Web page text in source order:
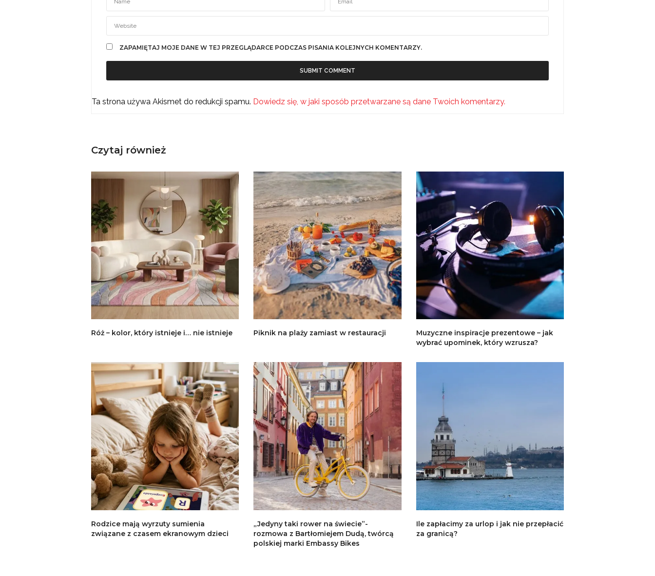
ZAPAMIĘTAJ MOJE DANE W TEJ PRZEGLĄDARCE PODCZAS PISANIA KOLEJNYCH KOMENTARZY.
Ta strona używa Akismet do redukcji spamu. Dowiedz się, w jaki sposób przetwarzane są dane Twoich komentarzy.
Czytaj również
Róż – kolor, który istnieje i… nie istnieje Piknik na plaży zamiast w restauracji
Muzyczne inspiracje prezentowe – jak
wybrać upominek, który wzrusza?
Rodzice mają wyrzuty sumienia
związane z czasem ekranowym dzieci
„Jedyny taki rower na świecie”-
rozmowa z Bartłomiejem Dudą, twórcą
polskiej marki Embassy Bikes
Ile zapłacimy za urlop i jak nie przepłacić
za granicą?